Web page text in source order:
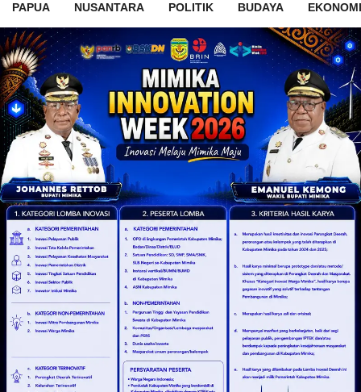
PAPUA NUSANTARA POLITIK BUDAYA EKONOMI